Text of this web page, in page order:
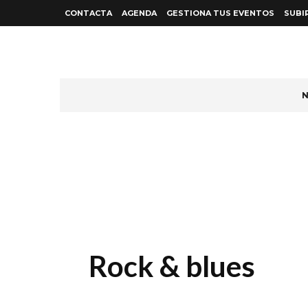
CONTACTA AGENDA GESTIONA TUS EVENTOS
Rock & blues